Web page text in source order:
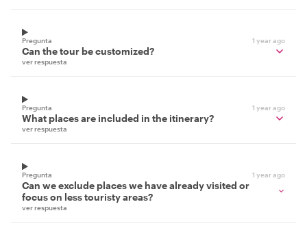
Pregunta 1 year ago
Can the tour be customized?
ver respuesta
Pregunta 1 year ago
What places are included in the itinerary?
ver respuesta
Pregunta 1 year ago
Can we exclude places we have already visited or
focus on less touristy areas?
ver respuesta